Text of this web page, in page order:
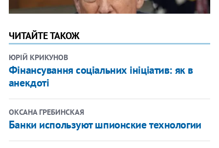
ЧИТАЙТЕ ТАКОЖ
ЮРІЙ КРИКУНОВ
Фінансування соціальних ініціатив: як в
анекдоті
ОКСАНА ГРЕБИНСКАЯ
Банки используют шпионские технологии